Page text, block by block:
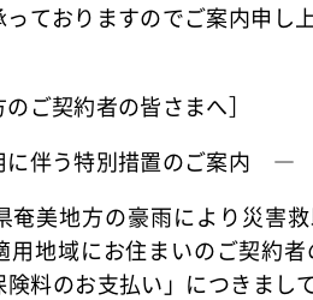
ておりますのでご案内申し上
ご契約者の皆さまへ］
伴う特別措置のご案内 ―
奄美地方の豪雨により災害
用地域にお住まいのご契約
料のお支払い」につきまし